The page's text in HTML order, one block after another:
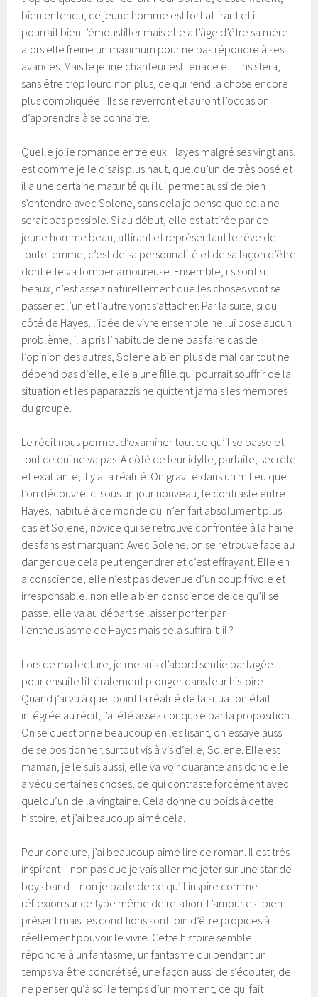
bien entendu, ce jeune homme est fort attirant et il
pourrait bien l’émoustiller mais elle a l’âge d’être sa mère
alors elle freine un maximum pour ne pas répondre à ses
avances. Mais le jeune chanteur est tenace et il insistera,
sans être trop lourd non plus, ce qui rend la chose encore
plus compliquée ! Ils se reverront et auront l’occasion
d’apprendre à se connaitre.
Quelle jolie romance entre eux. Hayes malgré ses vingt ans,
est comme je le disais plus haut, quelqu’un de très posé et
il a une certaine maturité qui lui permet aussi de bien
s’entendre avec Solene, sans cela je pense que cela ne
serait pas possible. Si au début, elle est attirée par ce
jeune homme beau, attirant et représentant le rêve de
toute femme, c’est de sa personnalité et de sa façon d’être
dont elle va tomber amoureuse. Ensemble, ils sont si
beaux, c’est assez naturellement que les choses vont se
passer et l’un et l’autre vont s’attacher. Par la suite, si du
côté de Hayes, l’idée de vivre ensemble ne lui pose aucun
problème, il a pris l’habitude de ne pas faire cas de
l’opinion des autres, Solene a bien plus de mal car tout ne
dépend pas d’elle, elle a une fille qui pourrait souffrir de la
situation et les paparazzis ne quittent jamais les membres
du groupe.
Le récit nous permet d’examiner tout ce qu’il se passe et
tout ce qui ne va pas. A côté de leur idylle, parfaite, secrète
et exaltante, il y a la réalité. On gravite dans un milieu que
l’on découvre ici sous un jour nouveau, le contraste entre
Hayes, habitué à ce monde qui n’en fait absolument plus
cas et Solene, novice qui se retrouve confrontée à la haine
des fans est marquant. Avec Solene, on se retrouve face au
danger que cela peut engendrer et c’est effrayant. Elle en
a conscience, elle n’est pas devenue d’un coup frivole et
irresponsable, non elle a bien conscience de ce qu’il se
passe, elle va au départ se laisser porter par
l’enthousiasme de Hayes mais cela suffira-t-il ?
Lors de ma lecture, je me suis d’abord sentie partagée
pour ensuite littéralement plonger dans leur histoire.
Quand j’ai vu à quel point la réalité de la situation était
intégrée au récit, j’ai été assez conquise par la proposition.
On se questionne beaucoup en les lisant, on essaye aussi
de se positionner, surtout vis à vis d’elle, Solene. Elle est
maman, je le suis aussi, elle va voir quarante ans donc elle
a vécu certaines choses, ce qui contraste forcément avec
quelqu’un de la vingtaine. Cela donne du poids à cette
histoire, et j’ai beaucoup aimé cela.
Pour conclure, j’ai beaucoup aimé lire ce roman. Il est très
inspirant – non pas que je vais aller me jeter sur une star de
boys band – non je parle de ce qu’il inspire comme
réflexion sur ce type même de relation. L’amour est bien
présent mais les conditions sont loin d’être propices à
réellement pouvoir le vivre. Cette histoire semble
répondre à un fantasme, un fantasme qui pendant un
temps va être concrétisé, une façon aussi de s’écouter, de
ne penser qu’à soi le temps d’un moment, ce qui fait